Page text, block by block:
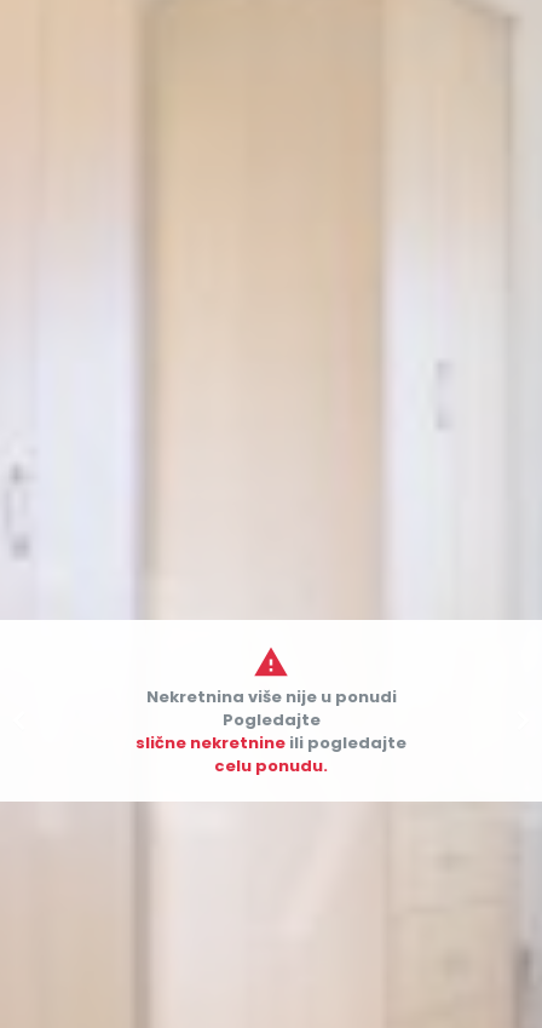

Nekretnina više nije u ponudi
Pogledajte
slične nekretnine ili pogledajte
celu ponudu.